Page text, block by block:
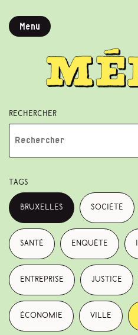
Menu
Rechercher
Tags
Bruxelles société
santé enquête
entreprise justice
économie ville